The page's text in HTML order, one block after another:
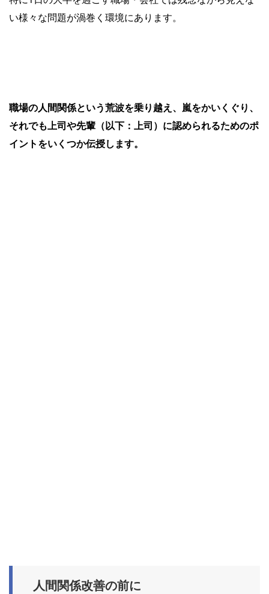
い様々な問題が渦巻く環境にあります。
職場の人間関係という荒波を乗り越え、嵐をかいくぐり、
それでも上司や先輩（以下：上司）に認められるためのポ
イントをいくつか伝授します。
人間関係改善の前に